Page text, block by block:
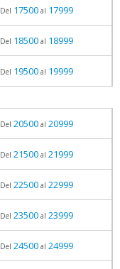
Del 17500al 17999
Del 18500al 18999
Del 19500al 19999
Del 20500al 20999
Del 21500al 21999
Del 22500al 22999
Del 23500al 23999
Del 24500al 24999